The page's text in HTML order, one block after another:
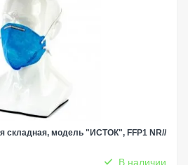
складная, модель "ИСТОК", FFP1 NR//
В наличии